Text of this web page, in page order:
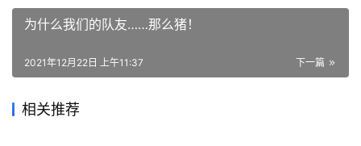
为什么我们的队友……那么猪！
下一篇
2021年12月22日 上午11:37
相关推荐